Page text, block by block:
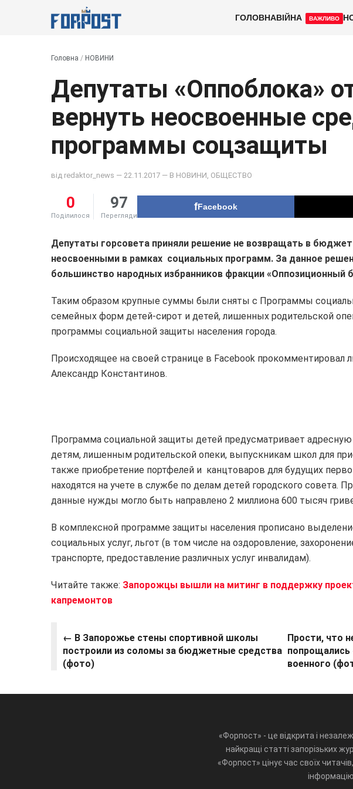
ГОЛОВНАВІЙНА ВАЖЛИВО
Головна / НОВИНИ
Депутаты «Оппоблока»
вернуть неосвоенные
программы соцзащиты
від redaktor_news — 22.11.2017 — В НОВИНИ ОБЩЕСТВО
0
Поділилося
97
Перегляди
Facebook
Депутаты горсовета приняли решение не возвращать в
неосвоенными в рамках социальных программ. За данное
большинство народных избранников фракции «Оппозиционный
Таким образом крупные суммы были сняты с Программы
семейных форм детей-сирот и детей, лишенных родительской
программы социальной защиты населения города.
Происходящее на своей странице в Facebook прокомментировал
Александр Константинов.
Программа социальной защиты детей предусматривает
детям, лишенным родительской опеки, выпускникам школ для
также приобретение портфелей и канцтоваров для будущих
находятся на учете в службе по делам детей городского совета.
данные нужды могло быть направлено 2 миллиона 600 тысяч
В комплексной программе защиты населения прописано
социальных услуг, льгот (в том числе на оздоровление,
транспорте, предоставление различных услуг инвалидам).
Читайте также: Запорожцы вышли на митинг в поддержку
капремонтов
← В Запорожье стены спортивной школы
построили из соломы за бюджетные средства
(фото)
Прости, что
попрощались
военного
«Форпост» - це відкрита і
найкращі статті запорізьких
«Форпост» цінує час своїх